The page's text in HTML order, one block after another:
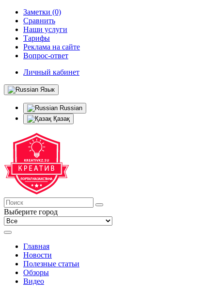
Заметки (0)
Сравнить
Наши услуги
Тарифы
Реклама на сайте
Вопрос-ответ
Личный кабинет
Язык
Russian
Қазақ
Выберите город
Главная
Новости
Полезные статьи
Обзоры
Видео